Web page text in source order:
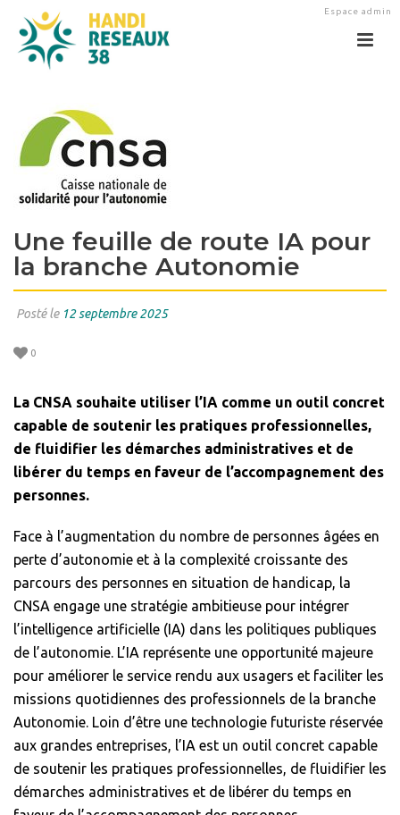
Espace admin
Une feuille de route IA pour
la branche Autonomie
Posté le 12 septembre 2025
0
La CNSA souhaite utiliser l’IA comme un outil concret
capable de soutenir les pratiques professionnelles,
de fluidifier les démarches administratives et de
libérer du temps en faveur de l’accompagnement des
personnes.
Face à l’augmentation du nombre de personnes âgées en
perte d’autonomie et à la complexité croissante des
parcours des personnes en situation de handicap, la
CNSA engage une stratégie ambitieuse pour intégrer
l’intelligence artificielle (IA) dans les politiques publiques
de l’autonomie. L’IA représente une opportunité majeure
pour améliorer le service rendu aux usagers et faciliter les
missions quotidiennes des professionnels de la branche
Autonomie. Loin d’être une technologie futuriste réservée
aux grandes entreprises, l’IA est un outil concret capable
de soutenir les pratiques professionnelles, de fluidifier les
démarches administratives et de libérer du temps en